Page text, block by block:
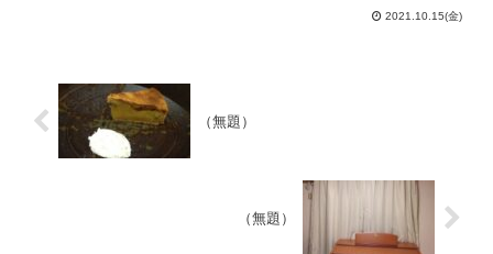
利の田楽みそでも持って来るんだった
な…しかし、運の良いことにフリーズド
2021.10.15(金)
（無題）
（無題）